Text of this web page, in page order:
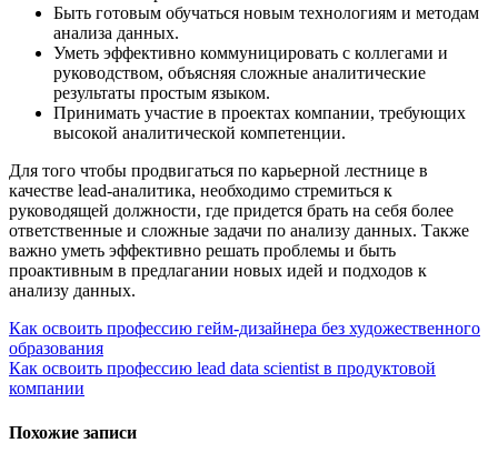
Быть готовым обучаться новым технологиям и методам
анализа данных.
Уметь эффективно коммуницировать с коллегами и
руководством, объясняя сложные аналитические
результаты простым языком.
Принимать участие в проектах компании, требующих
высокой аналитической компетенции.
Для того чтобы продвигаться по карьерной лестнице в
качестве lead-аналитика, необходимо стремиться к
руководящей должности, где придется брать на себя более
ответственные и сложные задачи по анализу данных. Также
важно уметь эффективно решать проблемы и быть
проактивным в предлагании новых идей и подходов к
анализу данных.
Навигация
по
записям
Как освоить профессию гейм-дизайнера без художественного
образования
Как освоить профессию lead data scientist в продуктовой
компании
Похожие записи